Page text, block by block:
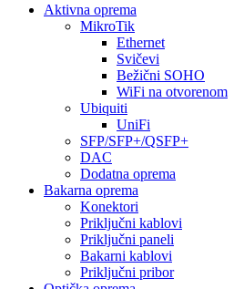
Aktivna oprema
MikroTik
Ethernet
Svičevi
Bežični SOHO
WiFi na otvorenom
Ubiquiti
UniFi
SFP/SFP+/QSFP+
DAC
Dodatna oprema
Bakarna oprema
Konektori
Priključni kablovi
Priključni paneli
Bakarni kablovi
Priključni pribor